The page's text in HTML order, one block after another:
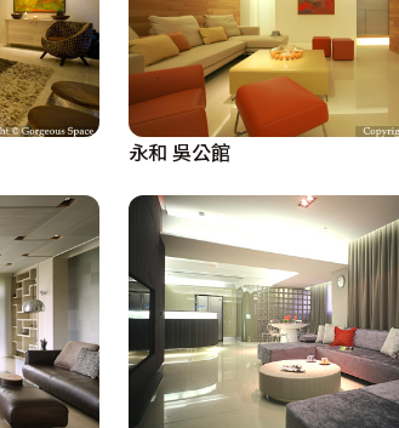
永和 吳公館